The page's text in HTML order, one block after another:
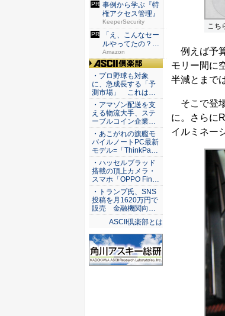
こち
例えば予
モリー間に
半減とまで
そこで登
に。さらに
イルミネー
事例から学ぶ『特
権アクセス管理』
KeeperSecurity
「え、こんなセー
ルやってたの？」
80％O...
Amazon
ASCII倶楽部
・プロ野球も対象
に、急成長する「予
測市場」 これは…
・アマゾン配送を支
える物流大手、ステ
ーブルコイン企業…
・あこがれの旗艦モ
バイルノートPC最新
モデル=「ThinkPa…
・ハッセルブラッド
搭載の頂上カメラ・
スマホ「OPPO Fin…
・トランプ氏、SNS
投稿を月1620万円で
販売 金融機関向…
ASCII倶楽部とは